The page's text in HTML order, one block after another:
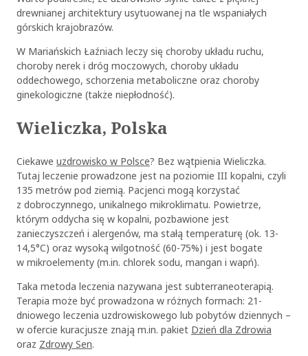
drewnianej architektury usytuowanej na tle wspaniałych
górskich krajobrazów.
W Mariańskich Łaźniach leczy się choroby układu ruchu,
choroby nerek i dróg moczowych, choroby układu
oddechowego, schorzenia metaboliczne oraz choroby
ginekologiczne (także niepłodność).
Wieliczka, Polska
Ciekawe uzdrowisko w Polsce? Bez wątpienia Wieliczka.
Tutaj leczenie prowadzone jest na poziomie III kopalni, czyli
135 metrów pod ziemią. Pacjenci mogą korzystać
z dobroczynnego, unikalnego mikroklimatu. Powietrze,
którym oddycha się w kopalni, pozbawione jest
zanieczyszczeń i alergenów, ma stałą temperaturę (ok. 13-
14,5°C) oraz wysoką wilgotność (60-75%) i jest bogate
w mikroelementy (m.in. chlorek sodu, mangan i wapń).
Taka metoda leczenia nazywana jest subterraneoterapią.
Terapia może być prowadzona w różnych formach: 21-
dniowego leczenia uzdrowiskowego lub pobytów dziennych –
w ofercie kuracjusze znają m.in. pakiet Dzień dla Zdrowia
oraz Zdrowy Sen.